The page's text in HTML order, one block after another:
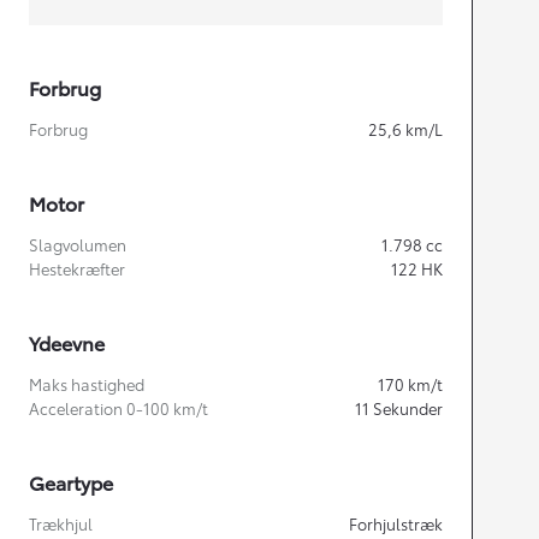
Forbrug
Forbrug 25,6 km/L
Motor
Slagvolumen 1.798 cc
Hestekræfter
122 HK
Ydeevne
Maks hastighed 170 km/t
Acceleration 0-100 km/t
11 Sekunder
Geartype
Trækhjul
Forhjulstræk